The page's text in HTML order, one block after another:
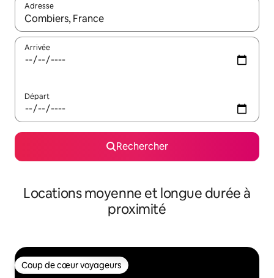
Adresse
Lorsque les résultats s'affichent, utilisez les flèches vers le
Arrivée
Départ
Rechercher
Locations moyenne et longue durée à
proximité
Coup de cœur voyageurs
Coup de cœur voyageurs